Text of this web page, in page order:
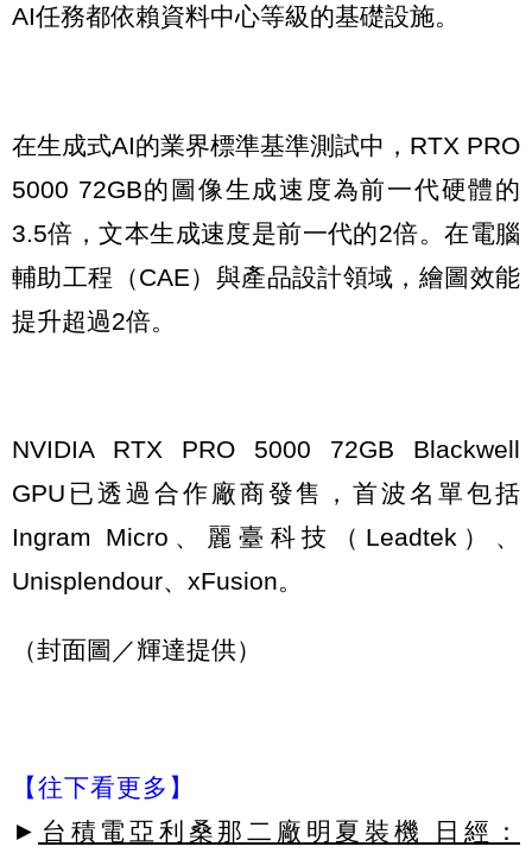
AI任務都依賴資料中心等級的基礎設施。
在生成式AI的業界標準基準測試中，RTX PRO
5000 72GB的圖像生成速度為前一代硬體的
3.5倍，文本生成速度是前一代的2倍。在電腦
輔助工程（CAE）與產品設計領域，繪圖效能
提升超過2倍。
NVIDIA RTX PRO 5000 72GB Blackwell
GPU已透過合作廠商發售，首波名單包括
Ingram Micro、麗臺科技（Leadtek）、
Unisplendour、xFusion。
（封面圖／輝達提供）
【往下看更多】
► 台積電亞利桑那二廠明夏裝機 日經：